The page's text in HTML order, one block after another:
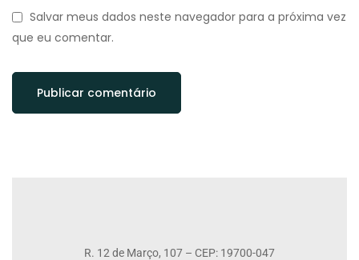
Salvar meus dados neste navegador para a próxima vez
que eu comentar.
R. 12 de Março, 107 – CEP: 19700-047